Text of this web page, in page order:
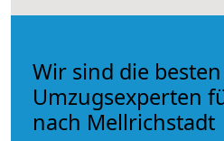
Wir sind die besten
Umzugsexperten
nach Mellrichstadt